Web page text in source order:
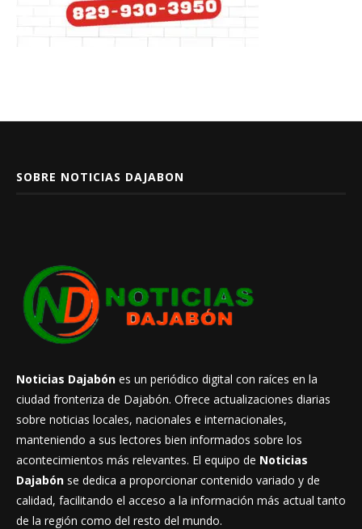
SOBRE NOTICIAS DAJABON
Noticias Dajabón es un periódico digital con raíces en la
ciudad fronteriza de Dajabón. Ofrece actualizaciones diarias
sobre noticias locales, nacionales e internacionales,
manteniendo a sus lectores bien informados sobre los
acontecimientos más relevantes. El equipo de Noticias
Dajabón se dedica a proporcionar contenido variado y de
calidad, facilitando el acceso a la información más actual tanto
de la región como del resto del mundo.